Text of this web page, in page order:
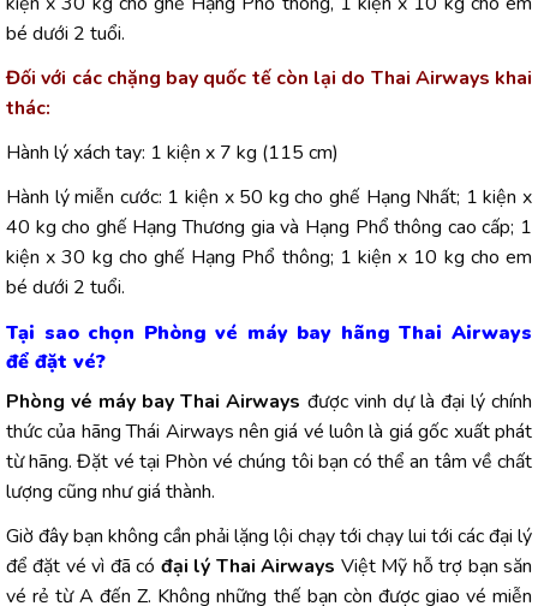
bé dưới 2 tuổi.
Đối với các chặng bay quốc tế còn lại do Thai Airways khai
thác:
Hành lý xách tay: 1 kiện x 7 kg (115 cm)
Hành lý miễn cước: 1 kiện x 50 kg cho ghế Hạng Nhất; 1 kiện x
40 kg cho ghế Hạng Thương gia và Hạng Phổ thông cao cấp; 1
kiện x 30 kg cho ghế Hạng Phổ thông; 1 kiện x 10 kg cho em
bé dưới 2 tuổi.
Tại sao chọn Phòng vé máy bay hãng Thai Airways
để đặt vé?
Phòng vé máy bay Thai Airways được vinh dự là đại lý chính
thức của hãng Thái Airways nên giá vé luôn là giá gốc xuất phát
từ hãng. Đặt vé tại Phòn vé chúng tôi bạn có thể an tâm về chất
lượng cũng như giá thành.
Giờ đây bạn không cần phải lặng lội chạy tới chạy lui tới các đại lý
để đặt vé vì đã có đại lý Thai Airways Việt Mỹ hỗ trợ bạn săn
vé rẻ từ A đến Z. Không những thế bạn còn được giao vé miễn